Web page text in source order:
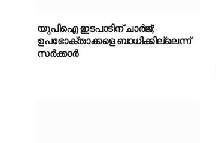
യുപിഐ ഇടപാടിന് ചാര്‍ജ്;
ഉപഭോക്താക്കളെ ബാധിക്കില്ലെന്ന്
സർക്കാർ